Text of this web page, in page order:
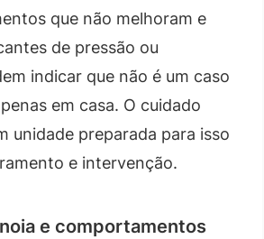
que não melhoram e
de pressão ou
indicar que não é um caso
em casa. O cuidado
unidade preparada para isso
e intervenção.
e comportamentos